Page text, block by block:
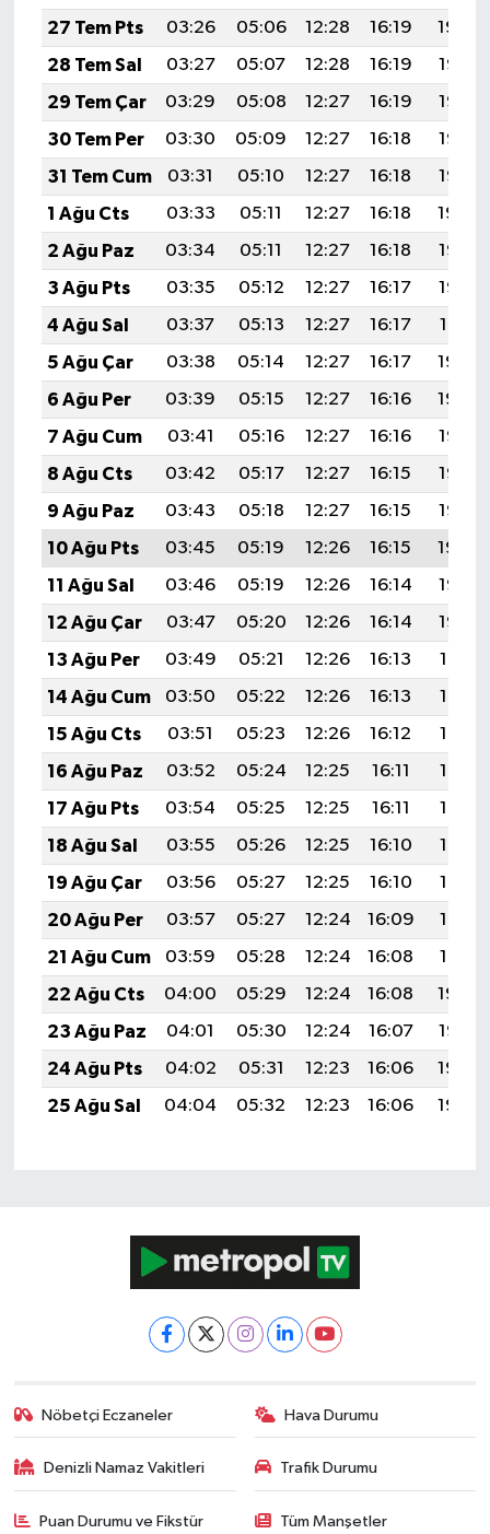
27 Tem Pts
03:26 05:06 12:28 16:19
19:39
28 Tem Sal
03:27 05:07 12:28 16:19
19:38
29 Tem Çar
03:29 05:08 12:27 16:19
19:37
30 Tem Per
03:30 05:09 12:27 16:18
19:36
31 Tem Cum
03:31 05:10 12:27 16:18
19:35
1 Ağu Cts
03:33 05:11 12:27 16:18
19:34
2 Ağu Paz
03:34 05:11 12:27 16:18
19:33
3 Ağu Pts
03:35 05:12 12:27 16:17
19:32
4 Ağu Sal
03:37 05:13 12:27 16:17
19:31
5 Ağu Çar
03:38 05:14 12:27 16:17
19:30
6 Ağu Per
03:39 05:15 12:27 16:16
19:29
7 Ağu Cum
03:41 05:16 12:27 16:16
19:28
8 Ağu Cts
03:42 05:17 12:27 16:15
19:27
9 Ağu Paz
03:43 05:18 12:27 16:15
19:26
10 Ağu Pts
03:45 05:19 12:26 16:15
19:24
11 Ağu Sal
03:46 05:19 12:26 16:14
19:23
12 Ağu Çar
03:47 05:20 12:26 16:14
19:22
13 Ağu Per
03:49 05:21 12:26 16:13
19:21
14 Ağu Cum
03:50 05:22 12:26 16:13
19:19
15 Ağu Cts
03:51 05:23 12:26 16:12
19:18
16 Ağu Paz
03:52 05:24 12:25 16:11
19:17
17 Ağu Pts
03:54 05:25 12:25 16:11
19:16
18 Ağu Sal
03:55 05:26 12:25 16:10
19:14
19 Ağu Çar
03:56 05:27 12:25 16:10
19:13
20 Ağu Per
03:57 05:27 12:24 16:09
19:12
21 Ağu Cum
03:59 05:28 12:24 16:08
19:10
22 Ağu Cts
04:00 05:29 12:24 16:08
19:09
23 Ağu Paz
04:01 05:30 12:24 16:07
19:07
24 Ağu Pts
04:02 05:31 12:23 16:06
19:06
25 Ağu Sal
04:04 05:32 12:23 16:06 19:05
Nöbetçi Eczaneler Hava Durumu
Denizli Namaz Vakitleri Trafik Durumu
Puan Durumu ve Fikstür Tüm Manşetler